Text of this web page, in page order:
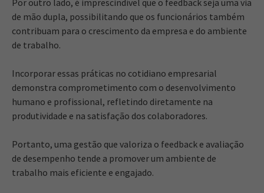
Por outro lado, é imprescindível que o feedback seja uma via
de mão dupla, possibilitando que os funcionários também
contribuam para o crescimento da empresa e do ambiente
de trabalho.
Incorporar essas práticas no cotidiano empresarial
demonstra comprometimento com o desenvolvimento
humano e profissional, refletindo diretamente na
produtividade e na satisfação dos colaboradores.
Portanto, uma gestão que valoriza o feedback e avaliação
de desempenho tende a promover um ambiente de
trabalho mais eficiente e engajado.